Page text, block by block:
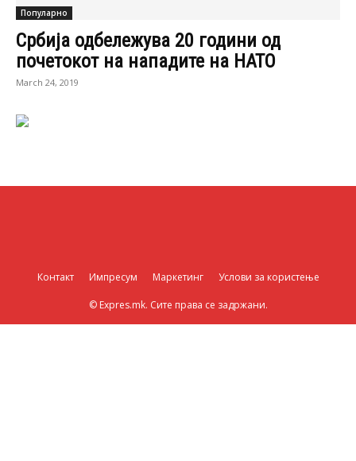
Популарно
Србија одбележува 20 години од
почетокот на нападите на НАТО
March 24, 2019
Контакт Импресум Маркетинг Услови за користење
© Expres.mk. Сите права се задржани.